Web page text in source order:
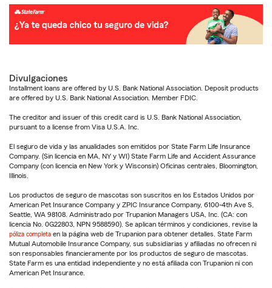
Divulgaciones
Installment loans are offered by U.S. Bank National Association. Deposit products
are offered by U.S. Bank National Association. Member FDIC.
The creditor and issuer of this credit card is U.S. Bank National Association,
pursuant to a license from Visa U.S.A. Inc.
El seguro de vida y las anualidades son emitidos por State Farm Life Insurance
Company. (Sin licencia en MA, NY y WI) State Farm Life and Accident Assurance
Company (con licencia en New York y Wisconsin) Oficinas centrales, Bloomington,
Illinois.
Los productos de seguro de mascotas son suscritos en los Estados Unidos por
American Pet Insurance Company y ZPIC Insurance Company, 6100-4th Ave S,
Seattle, WA 98108. Administrado por Trupanion Managers USA, Inc. (CA: con
licencia No. 0G22803, NPN 9588590). Se aplican términos y condiciones, revise la
póliza completa en la página web de Trupanion para obtener detalles. State Farm
Mutual Automobile Insurance Company, sus subsidiarias y afiliadas no ofrecen ni
son responsables financieramente por los productos de seguro de mascotas.
State Farm es una entidad independiente y no está afiliada con Trupanion ni con
American Pet Insurance.